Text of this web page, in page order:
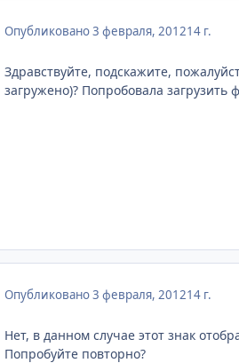
Опубликовано3 февраля, 201214 г.
Здравствуйте, подскажите,
загружено)? Попробовала
Опубликовано3 февраля, 201214 г.
Нет, в данном случае этот знак
Попробуйте повторно?